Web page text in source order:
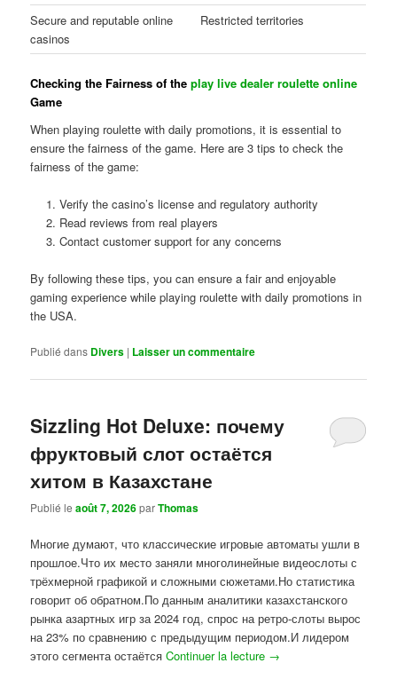
Secure and reputable online
casinos
Restricted territories
Checking the Fairness of theplay live dealer roulette online
Game
When playing roulette with daily promotions, it is essential to
ensure the fairness of the game. Here are 3 tips to check the
fairness of the game:
Verify the casino’s license and regulatory authority
Read reviews from real players
Contact customer support for any concerns
By following these tips, you can ensure a fair and enjoyable
gaming experience while playing roulette with daily promotions in
the USA.
Publié dans Divers | Laisser un commentaire
Sizzling Hot Deluxe: почему
фруктовый слот остаётся
хитом в Казахстане
Publié leaoût 7, 2026parThomas
Многие думают, что классические игровые автоматы ушли в
прошлое.Что их место заняли многолинейные видеослоты с
трёхмерной графикой и сложными сюжетами.Но статистика
говорит об обратном.По данным аналитики казахстанского
рынка азартных игр за 2024 год, спрос на ретро-слоты вырос
на 23% по сравнению с предыдущим периодом.И лидером
этого сегмента остаётсяContinuer la lecture →